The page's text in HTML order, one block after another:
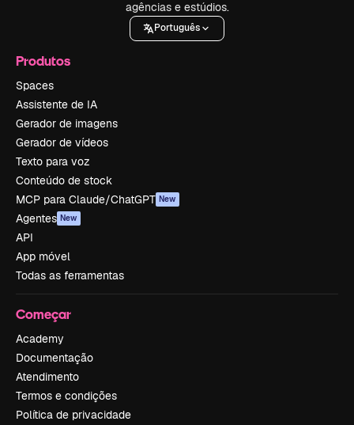
agências e estúdios.
Português
Produtos
Spaces
Assistente de IA
Gerador de imagens
Gerador de vídeos
Texto para voz
Conteúdo de stock
MCP para Claude/ChatGPT New
Agentes New
API
App móvel
Todas as ferramentas
Começar
Academy
Documentação
Atendimento
Termos e condições
Política de privacidade